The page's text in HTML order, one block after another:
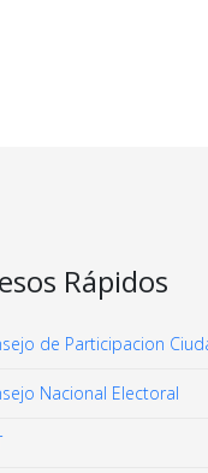
Rápidos
de Participacion
Nacional Electoral